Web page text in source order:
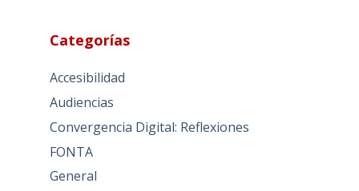
Categorías
Accesibilidad
Audiencias
Convergencia Digital: Reflexiones
FONTA
General